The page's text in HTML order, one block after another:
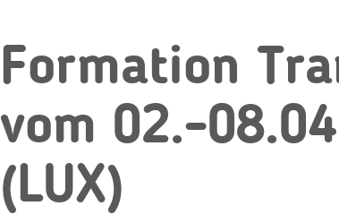
Formation
vom 02.-
(LUX)